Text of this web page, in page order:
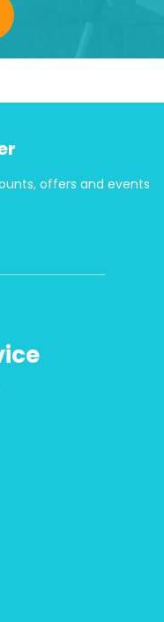
offers and events